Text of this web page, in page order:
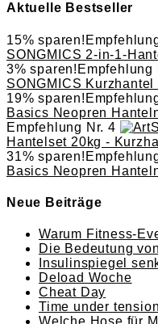
Aktuelle Bestseller
15% sparen!
SONGMICS 2-in-1-
3% sparen! Empfehlung
SONGMICS
19% sparen!
Basics Neopren
Empfehlung Nr. 4
Hantelset 20kg -
31% sparen!
Basics Neopren
Neue Beiträge
Warum Fitness-
Die Bedeutung
Insulinspiegel
Deload Woche
Cheat Day
Time under
Welche Hose für